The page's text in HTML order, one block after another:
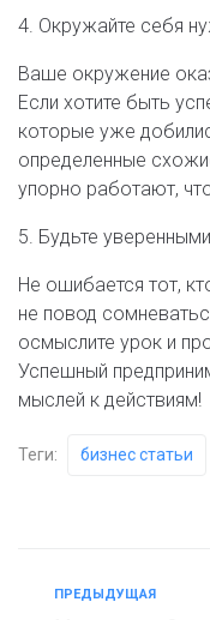
4. Окружайте себя
Ваше окружение
Если хотите быть
которые уже
определенные
упорно работают,
5. Будьте
Не ошибается тот,
не повод
осмыслите урок и
Успешный
мыслей к действиям!
Теги: бизнес статьи
ПРЕДЫДУЩАЯ